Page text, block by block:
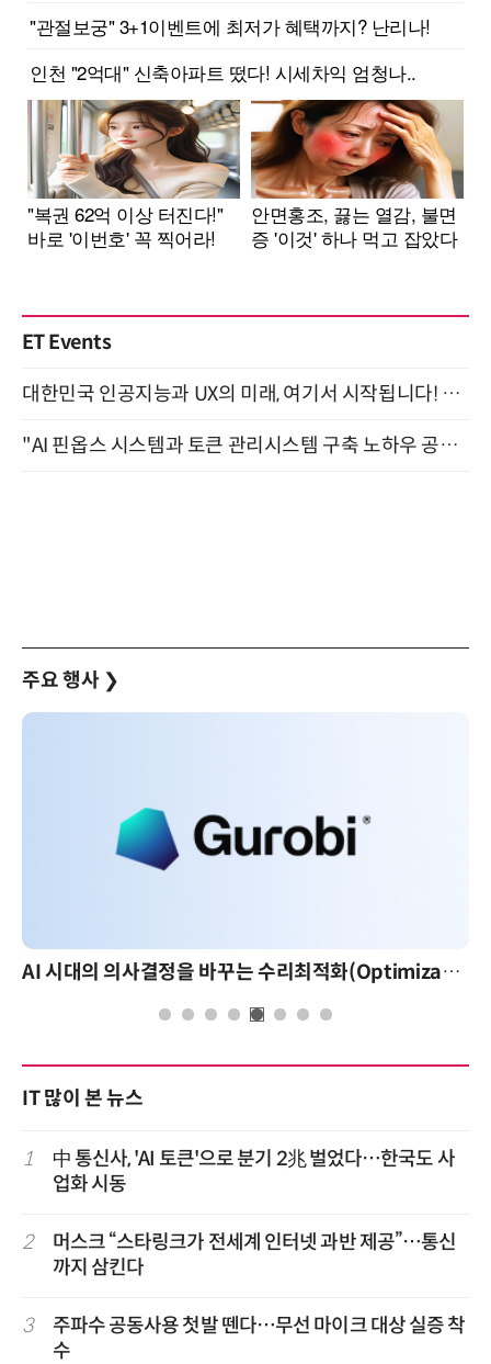
ET Events
대한민국 인공지능과 UX의 미래, 여기서 시작됩니다! UX Korea 2026 - Fall 9월 2일 개최
"AI 핀옵스 시스템과 토큰 관리시스템 구축 노하우 공개" 잠실 한국광고문화회관 2층 대회의실 (8/21)
주요 행사 ❯
AI 시대의 의사결정을 바꾸는 수리최적화(Optimization): 실제 산업 적용 사례와 활용 전략
IT 많이 본 뉴스
1
中 통신사, 'AI 토큰'으로 분기 2兆 벌었다…한국도 사
업화 시동
2
머스크 “스타링크가 전세계 인터넷 과반 제공”…통신
까지 삼킨다
3
주파수 공동사용 첫발 뗀다…무선 마이크 대상 실증 착
수